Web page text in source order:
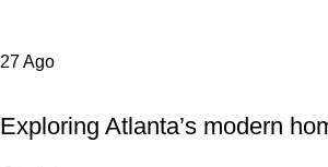
27Ago
Exploring Atlanta’s modern